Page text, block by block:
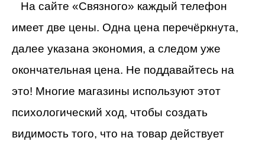
На сайте «Связного» каждый телефон
имеет две цены. Одна цена перечёркнута,
далее указана экономия, а следом уже
окончательная цена. Не поддавайтесь на
это! Многие магазины используют этот
психологический ход, чтобы создать
видимость того, что на товар действует